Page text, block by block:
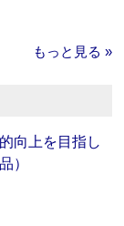
もっと見る »
向上を目指し
）